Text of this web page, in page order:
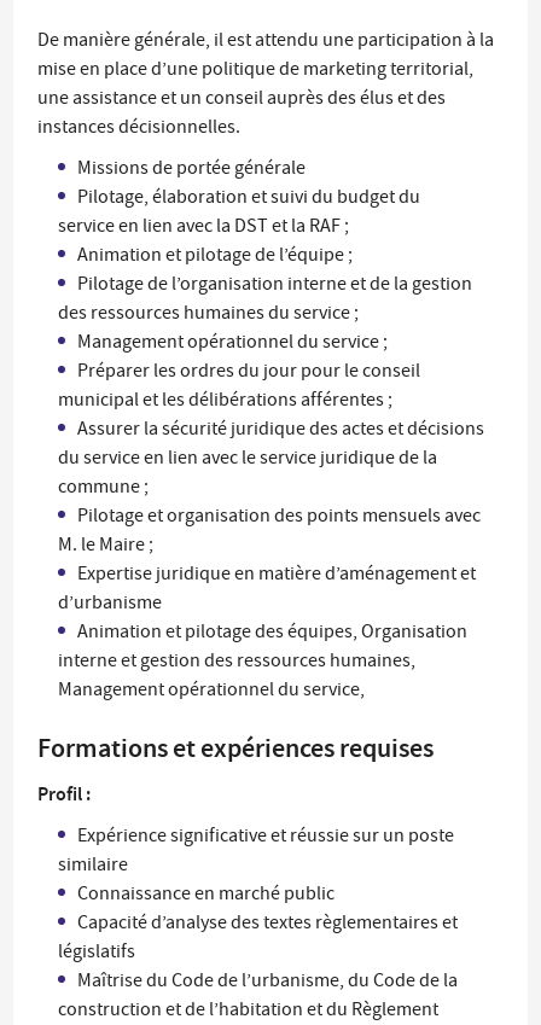
De manière générale, il est attendu une participation à la
mise en place d’une politique de marketing territorial,
une assistance et un conseil auprès des élus et des
instances décisionnelles.
Missions de portée générale
Pilotage, élaboration et suivi du budget du
service en lien avec la DST et la RAF ;
Animation et pilotage de l’équipe ;
Pilotage de l’organisation interne et de la gestion
des ressources humaines du service ;
Management opérationnel du service ;
Préparer les ordres du jour pour le conseil
municipal et les délibérations afférentes ;
Assurer la sécurité juridique des actes et décisions
du service en lien avec le service juridique de la
commune ;
Pilotage et organisation des points mensuels avec
M. le Maire ;
Expertise juridique en matière d’aménagement et
d’urbanisme
Animation et pilotage des équipes, Organisation
interne et gestion des ressources humaines,
Management opérationnel du service,
Formations et expériences requises
Profil :
Expérience significative et réussie sur un poste
similaire
Connaissance en marché public
Capacité d’analyse des textes règlementaires et
législatifs
Maîtrise du Code de l’urbanisme, du Code de la
construction et de l’habitation et du Règlement